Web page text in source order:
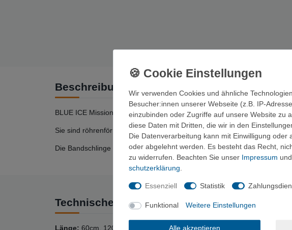
Beschreibung
BLUE ICE Mission Light!
Sie sind röhrenförmig, flexibel, einfach zu handhaben und bieten eine
Die Bandschlinge der Profis!
Technische Daten
Länge: 60cm, 120cm, 180cm
Wir verwenden Cookies und ähnliche
Besucher:innen unserer Webseite (z.B. IP-
einzubinden oder Zugriffe auf unsere Website zu
diese Daten mit Dritten, die wir in den
Die Datenverarbeitung kann mit Einwilligung
oder abgelehnt werden. Es besteht das Recht,
zu widerrufen. Beachten Sie unser Impressum
schutz­erklärung
Essenziell Statistik
Funktional Weitere Einstellungen
Alle akzeptieren